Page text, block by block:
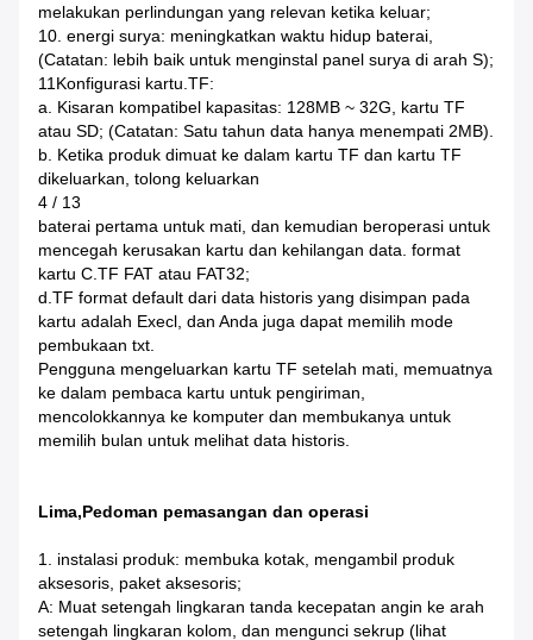
melakukan perlindungan yang relevan ketika keluar;
10. energi surya: meningkatkan waktu hidup baterai,
(Catatan: lebih baik untuk menginstal panel surya di arah S);
11Konfigurasi kartu.TF:
a. Kisaran kompatibel kapasitas: 128MB ~ 32G, kartu TF
atau SD; (Catatan: Satu tahun data hanya menempati 2MB).
b. Ketika produk dimuat ke dalam kartu TF dan kartu TF
dikeluarkan, tolong keluarkan
4 / 13
baterai pertama untuk mati, dan kemudian beroperasi untuk
mencegah kerusakan kartu dan kehilangan data. format
kartu C.TF FAT atau FAT32;
d.TF format default dari data historis yang disimpan pada
kartu adalah Execl, dan Anda juga dapat memilih mode
pembukaan txt.
Pengguna mengeluarkan kartu TF setelah mati, memuatnya
ke dalam pembaca kartu untuk pengiriman,
mencolokkannya ke komputer dan membukanya untuk
memilih bulan untuk melihat data historis.
Lima,Pedoman pemasangan dan operasi
1. instalasi produk: membuka kotak, mengambil produk
aksesoris, paket aksesoris;
A: Muat setengah lingkaran tanda kecepatan angin ke arah
setengah lingkaran kolom, dan mengunci sekrup (lihat